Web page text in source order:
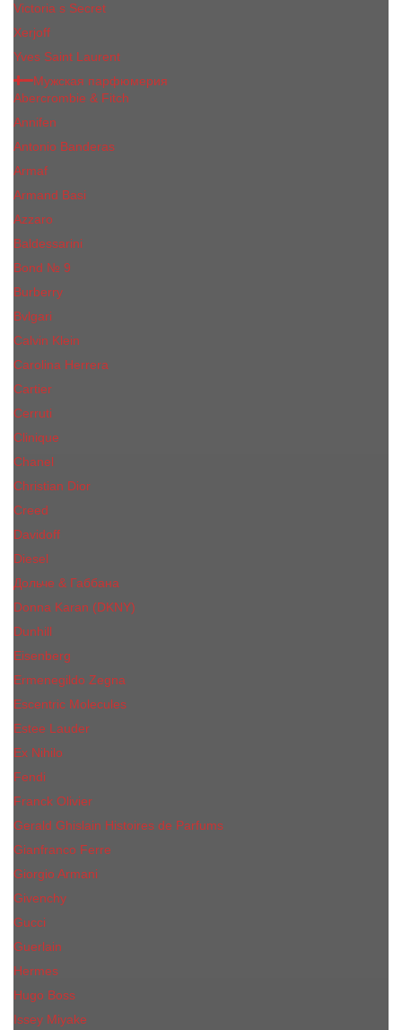
Victoria s Secret
Xerjoff
Yves Saint Laurent
Мужская парфюмерия
Abercrombie & Fitch
Annifen
Antonio Banderas
Armaf
Armand Basi
Azzaro
Baldessarini
Bond № 9
Burberry
Bvlgari
Calvin Klein
Carolina Herrera
Cartier
Cerruti
Сliniquе
Chanel
Christian Dior
Creed
Davidoff
Diesel
Дольче & Габбана
Donna Karan (DKNY)
Dunhill
Eisenberg
Ermenegildo Zegna
Escentric Molecules
Еsteе Lаudеr
Ex Nihilo
Fendi
Franck Olivier
Gerald Ghislain Histoires de Parfums
Gianfranco Ferre
Giorgio Armani
Givenchy
Gucci
Guerlain
Hermes
Hugo Boss
Issey Miyake